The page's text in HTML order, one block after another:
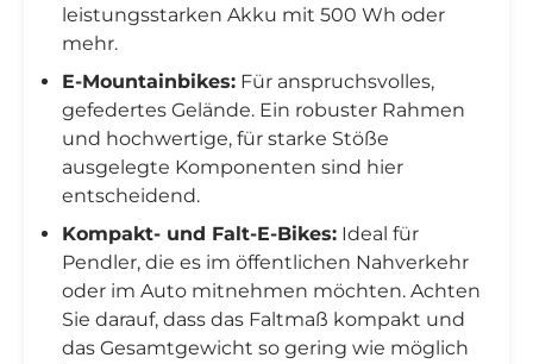
leistungsstarken Akku mit 500 Wh oder
mehr.
E-Mountainbikes: Für anspruchsvolles,
gefedertes Gelände. Ein robuster Rahmen
und hochwertige, für starke Stöße
ausgelegte Komponenten sind hier
entscheidend.
Kompakt- und Falt-E-Bikes: Ideal für
Pendler, die es im öffentlichen Nahverkehr
oder im Auto mitnehmen möchten. Achten
Sie darauf, dass das Faltmaß kompakt und
das Gesamtgewicht so gering wie möglich